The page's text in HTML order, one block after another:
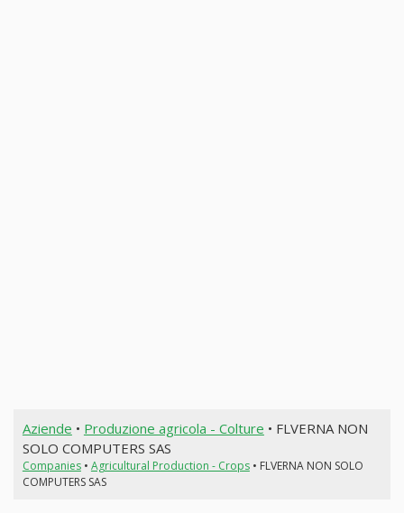
Aziende • Produzione agricola - Colture • FLVERNA NON
SOLO COMPUTERS SAS
Companies• Agricultural Production - Crops• FLVERNA NON SOLO
COMPUTERS SAS